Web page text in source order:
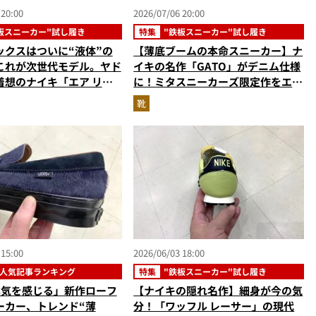
スニーカー"試し履き
クスはついに“液体”の
れが次世代モデル。ヤド
想のナイキ「エア リキ
2026/07/06 20:00
特集 "鉄板スニーカー"試し履き
【薄底ブームの本命スニーカー】ナ
イキの名作「GATO」がデニム仕様
に！ミタスニーカーズ限定作をエデ
ィターが試し履き
靴
気記事ランキング
を感じる」新作ローフ
カー、トレンド“薄
2026/06/03 18:00
特集 "鉄板スニーカー"試し履き
【ナイキの隠れ名作】細身が今の気
分！「ワッフル レーサー」の現代